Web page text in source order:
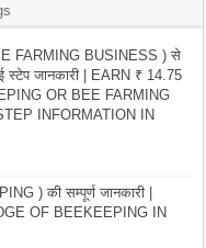
FARMING BUSINESS ) से
स्टेप जानकारी | EARN ₹ 14.75
OR BEE FARMING
INFORMATION IN
) की सम्पूर्ण जानकारी |
OF BEEKEEPING IN